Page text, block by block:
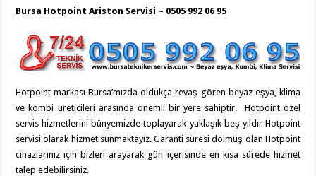
Bursa Hotpoint Ariston Servisi ~ 0505 992 06 95
Hotpoint markası Bursa’mızda oldukça revaş gören beyaz eşya, klima
ve kombi üreticileri arasında önemli bir yere sahiptir. Hotpoint özel
servis hizmetlerini bünyemizde toplayarak yaklaşık beş yıldır Hotpoint
servisi olarak hizmet sunmaktayız. Garanti süresi dolmuş olan Hotpoint
cihazlarınız için bizleri arayarak gün içerisinde en kısa sürede hizmet
talep edebilirsiniz.